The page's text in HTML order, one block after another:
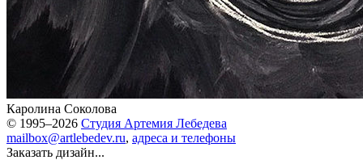
Каролина Соколова
© 1995–2026 Студия Артемия Лебедева
mailbox@artlebedev.ru, адреса и телефоны
Заказать дизайн...